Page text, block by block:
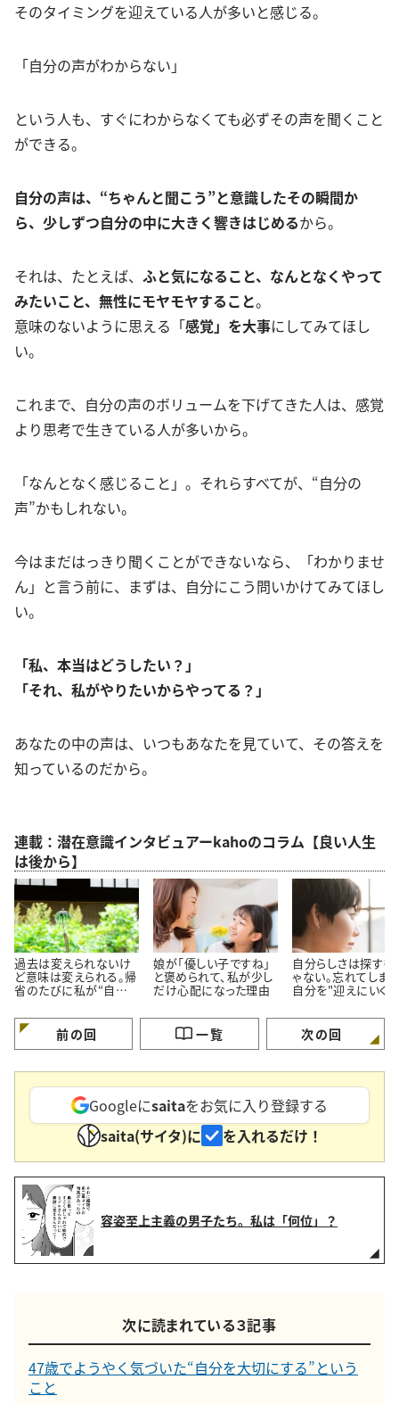
そのタイミングを迎えている人が多いと感じる。
「自分の声がわからない」
という人も、すぐにわからなくても必ずその声を聞くこと
ができる。
自分の声は、“ちゃんと聞こう”と意識したその瞬間か
ら、少しずつ自分の中に大きく響きはじめるから。
それは、たとえば、 ふと気になること、なんとなくやって
みたいこと、無性にモヤモヤすること。
意味のないように思える「感覚」を大事にしてみてほし
い。
これまで、自分の声のボリュームを下げてきた人は、感覚
より思考で生きている人が多いから。
「なんとなく感じること」。それらすべてが、“自分の
声”かもしれない。
今はまだはっきり聞くことができないなら、「わかりませ
ん」と言う前に、まずは、自分にこう問いかけてみてほし
い。
「私、本当はどうしたい？」
「それ、私がやりたいからやってる？」
あなたの中の声は、いつもあなたを見ていて、その答えを
知っているのだから。
連載：潜在意識インタビュアーkahoのコラム【良い人生
は後から】
過去は変えられないけ
ど意味は変えられる。帰
省のたびに私が“自分を
娘が「優しい子ですね」
と褒められて、私が少し
だけ心配になった理由
自分らしさは探すも
ゃない。忘れてしま
自分を"迎えにいく"
前の回 一覧 次の回
Googleにsaitaをお気に入り登録する
saita(サイタ)に
を入れるだけ！
容姿至上主義の男子たち。私は「何位」？
次に読まれている３記事
47歳でようやく気づいた“自分を大切にする”という
こと